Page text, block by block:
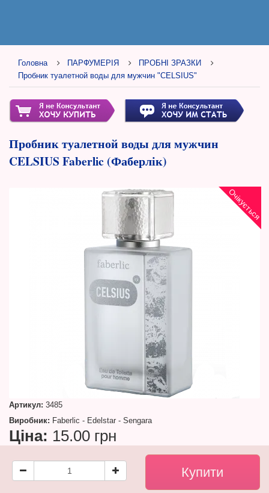
Головна ПАРФУМЕРІЯ
ПРОБНІ ЗРАЗКИ
Пробник туалетной воды для мужчин "CELSIUS"
Пробник туалетной воды для мужчин
CELSIUS Faberlic (Фаберлік)
Очікується
Артикул: 3485
Виробник: Faberlic - Edelstar - Sengara
Ціна: 15.00 грн